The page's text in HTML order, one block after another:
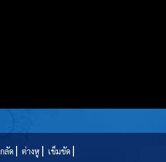
ลัด ต่างหู เข็มขัด